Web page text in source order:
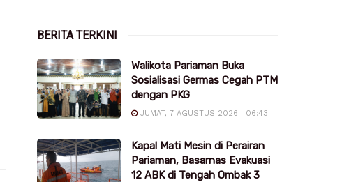
BERITA TERKINI
Walikota Pariaman Buka
Sosialisasi Germas Cegah PTM
dengan PKG
JUMAT, 7 AGUSTUS 2026 | 06:43
Kapal Mati Mesin di Perairan
Pariaman, Basarnas Evakuasi
12 ABK di Tengah Ombak 3